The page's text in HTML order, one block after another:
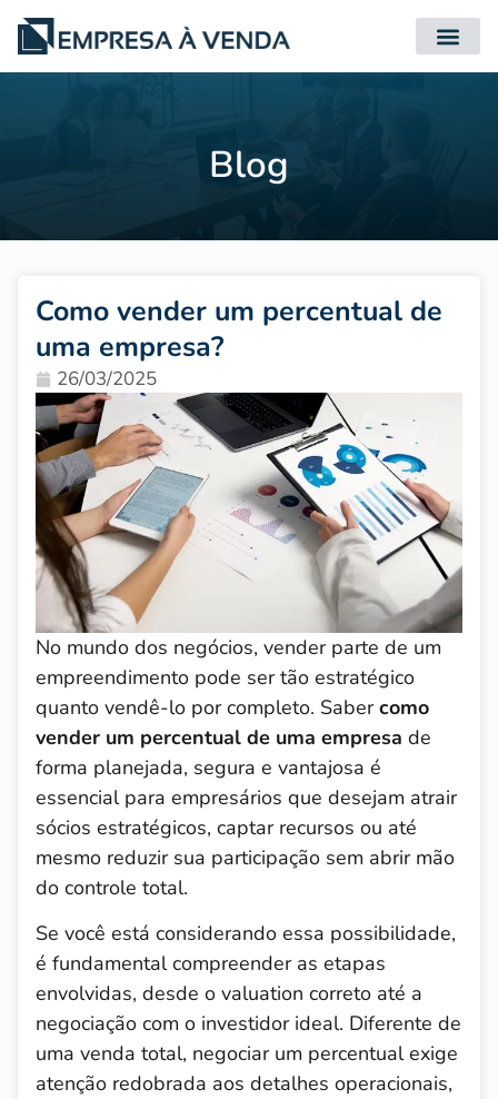
Blog
Como vender um percentual de
uma empresa?
26/03/2025
No mundo dos negócios, vender parte de um
empreendimento pode ser tão estratégico
quanto vendê-lo por completo. Sabercomo
vender um percentual de uma empresa de
forma planejada, segura e vantajosa é
essencial para empresários que desejam atrair
sócios estratégicos, captar recursos ou até
mesmo reduzir sua participação sem abrir mão
do controle total.
Se você está considerando essa possibilidade,
é fundamental compreender as etapas
envolvidas, desde o valuation correto até a
negociação com o investidor ideal. Diferente de
uma venda total, negociar um percentual exige
atenção redobrada aos detalhes operacionais,